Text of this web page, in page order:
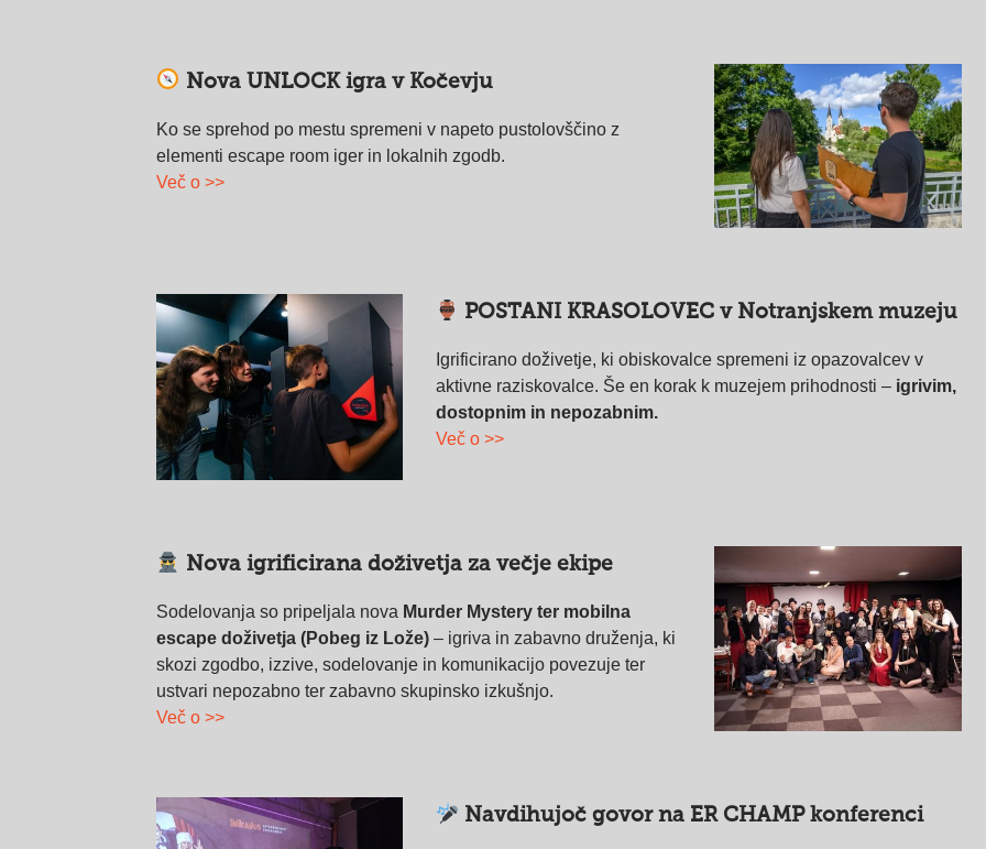
Nova UNLOCK igra v Kočevju
Ko se sprehod po mestu spremeni v napeto pustolovščino z
elementi escape room iger in lokalnih zgodb.
Več o >>
POSTANI KRASOLOVEC v Notranjskem muzeju
Igrificirano doživetje, ki obiskovalce spremeni iz opazovalcev v
aktivne raziskovalce. Še en korak k muzejem prihodnosti – igrivim,
dostopnim in nepozabnim.
Več o >>
Nova igrificirana doživetja za večje ekipe
Sodelovanja so pripeljala nova Murder Mystery ter mobilna
escape doživetja (Pobeg iz Lože)– igriva in zabavno druženja, ki
skozi zgodbo, izzive, sodelovanje in komunikacijo povezuje ter
ustvari nepozabno ter zabavno skupinsko izkušnjo.
Več o >>
Navdihujoč govor na ER CHAMP konferenci